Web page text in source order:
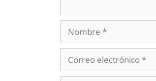
Nombre
electrónico